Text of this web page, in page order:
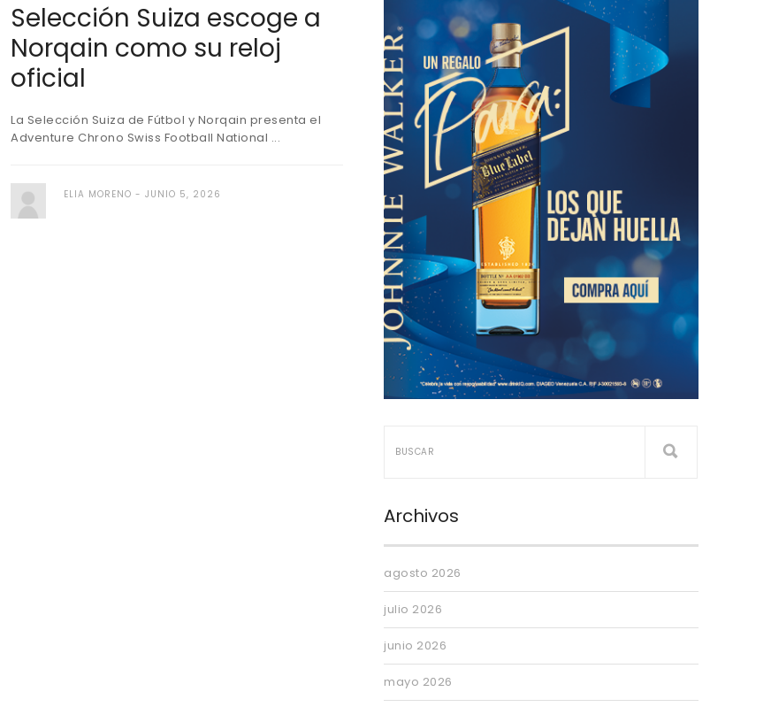
Selección Suiza escoge a
Norqain como su reloj
oficial
La Selección Suiza de Fútbol y Norqain presenta el
Adventure Chrono Swiss Football National ...
ELIA MORENO JUNIO 5, 2026
Archivos
agosto 2026
julio 2026
junio 2026
mayo 2026